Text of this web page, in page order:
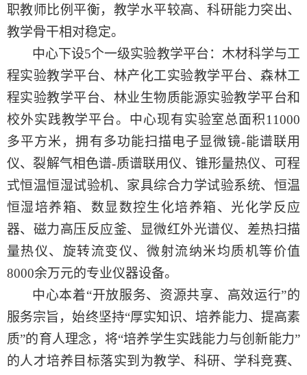
职教师比例平衡，教学水平较高、科研能力突出、
教学骨干相对稳定。
中心下设5个一级实验教学平台：木材科学与工
程实验教学平台、林产化工实验教学平台、森林工
程实验教学平台、林业生物质能源实验教学平台和
校外实践教学平台。中心现有实验室总面积11000
多平方米，拥有多功能扫描电子显微镜-能谱联用
仪、裂解气相色谱-质谱联用仪、锥形量热仪、可程
式恒温恒湿试验机、家具综合力学试验系统、恒温
恒湿培养箱、数显数控生化培养箱、光化学反应
器、磁力高压反应釜、显微红外光谱仪、差热扫描
量热仪、旋转流变仪、微射流纳米均质机等价值
8000余万元的专业仪器设备。
中心本着“开放服务、资源共享、高效运行”的
服务宗旨，始终坚持“厚实知识、培养能力、提高素
质”的育人理念，将“培养学生实践能力与创新能力”
的人才培养目标落实到为教学、科研、学科竞赛、